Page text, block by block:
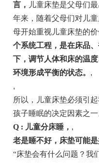
言， 儿童床垫是父母们
年来，随着父母们对儿
母开始重视儿童床垫的价
个系统工程，是在床品
下，调节人体和床的温
环境形成平衡的状态。 ,
,
所以，儿童床垫必须引
孩子睡眠的决定因素之一
Q : 儿童分床睡， ,
老是睡不好，床垫可能
“床垫会有什么问题？我